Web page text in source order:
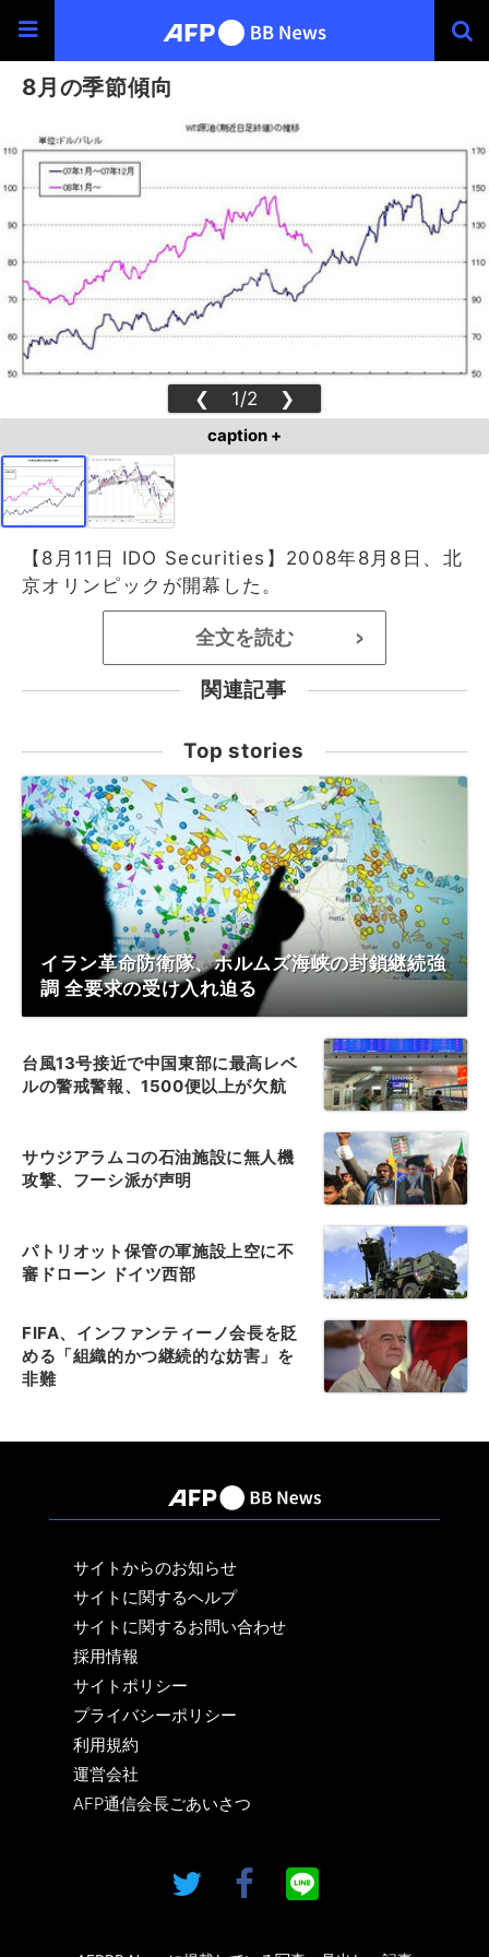
8月の季節傾向
❮ 1/2 ❯
caption +
【8月11日 IDO Securities】2008年8月8日、北
京オリンピックが開幕した。
全文を読む >
関連記事
Top stories
イラン革命防衛隊、ホルムズ海峡の封鎖継続強
調 全要求の受け入れ迫る
台風13号接近で中国東部に最高レベ
ルの警戒警報、1500便以上が欠航
サウジアラムコの石油施設に無人機
攻撃、フーシ派が声明
パトリオット保管の軍施設上空に不
審ドローン ドイツ西部
FIFA、インファンティーノ会長を貶
める「組織的かつ継続的な妨害」を
非難
サイトからのお知らせ
サイトに関するヘルプ
サイトに関するお問い合わせ
採用情報
サイトポリシー
プライバシーポリシー
利用規約
運営会社
AFP通信会長ごあいさつ